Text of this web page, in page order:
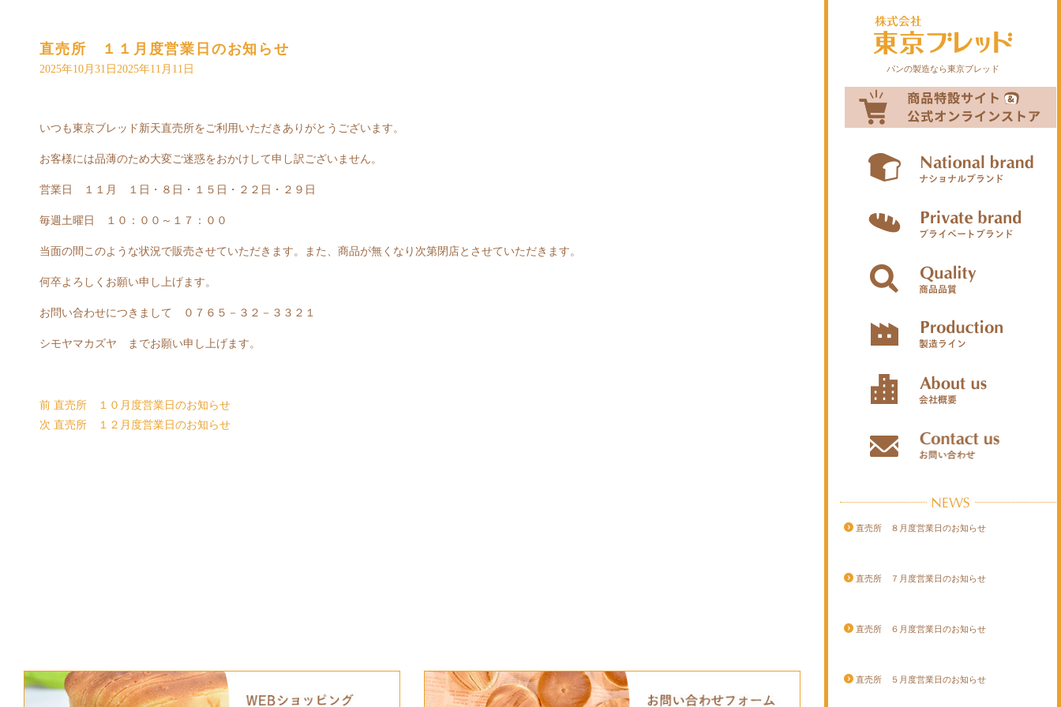
パンの製造なら東京ブレッド
直売所 １１月度営業日のお知らせ
2025年10月31日 2025年11月11日
いつも東京ブレッド新天直売所をご利用いただきありがとうございます。
お客様には品薄のため大変ご迷惑をおかけして申し訳ございません。
営業日 １１月 １日・８日・１５日・２２日・２９日
毎週土曜日 １０：００～１７：００
当面の間このような状況で販売させていただきます。また、商品が無くなり次第閉店とさせていただきます。
何卒よろしくお願い申し上げます。
お問い合わせにつきまして ０７６５－３２－３３２１
シモヤマカズヤ までお願い申し上げます。
前 直売所 １０月度営業日のお知らせ
次 直売所 １２月度営業日のお知らせ
直売所 ８月度営業日のお知らせ
直売所 ７月度営業日のお知らせ
直売所 ６月度営業日のお知らせ
直売所 ５月度営業日のお知らせ